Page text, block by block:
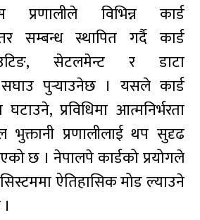
प्रणालीले विभिन्न कार्ड
सम्बन्ध स्थापित गर्दै कार्ड
सेटलमेन्ट र डाटा
पुर्‍याउनेछ । यसले कार्ड
प्रविधिमा आत्मनिर्भरता
भुक्तानी प्रणालीलाई थप सुदृढ
छ । नेपालपे कार्डको प्रयोगले
ऐतिहासिक मोड ल्याउने